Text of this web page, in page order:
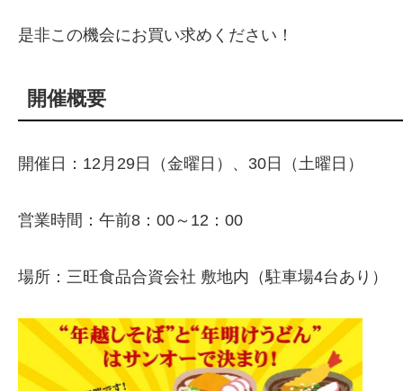
是非この機会にお買い求めください！
開催概要
開催日：12月29日（金曜日）、30日（土曜日）
営業時間：午前8：00～12：00
場所：三旺食品合資会社 敷地内（駐車場4台あり）